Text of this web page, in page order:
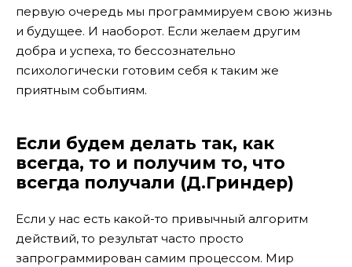
первую очередь мы программируем свою жизнь
и будущее. И наоборот. Если желаем другим
добра и успеха, то бессознательно
психологически готовим себя к таким же
приятным событиям.
Если будем делать так, как
всегда, то и получим то, что
всегда получали (Д.Гриндер)
Если у нас есть какой-то привычный алгоритм
действий, то результат часто просто
запрограммирован самим процессом. Мир